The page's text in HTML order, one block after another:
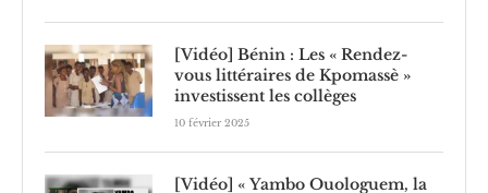
[Vidéo] Bénin : Les « Rendez-
vous littéraires de Kpomassè »
investissent les collèges
10 février 2025
[Vidéo] « Yambo Ouologuem, la